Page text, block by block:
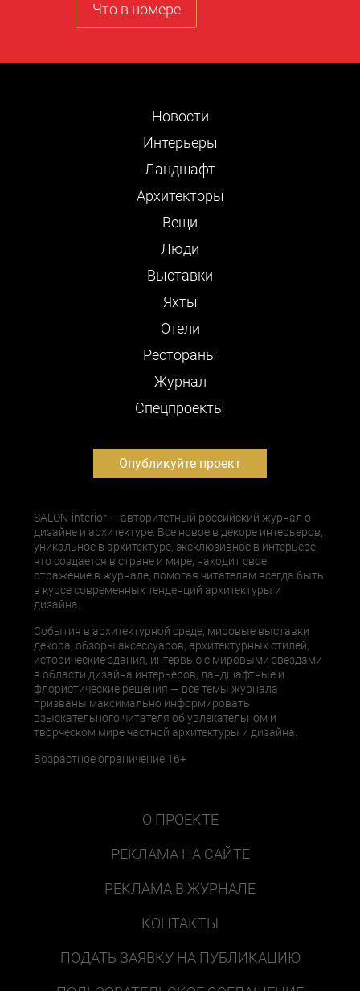
Что в номере
Новости
Интерьеры
Ландшафт
Архитекторы
Вещи
Люди
Выставки
Яхты
Отели
Рестораны
Журнал
Cпецпроекты
Опубликуйте проект
SALON-interior — авторитетный российский журнал о
дизайне и архитектуре. Все новое в декоре интерьеров,
уникальное в архитектуре, эксклюзивное в интерьере,
что создается в стране и мире, находит свое
отражение в журнале, помогая читателям всегда быть
в курсе современных тенденций архитектуры и
дизайна.
События в архитектурной среде, мировые выставки
декора, обзоры аксессуаров, архитектурных стилей,
исторические здания, интервью с мировыми звездами
в области дизайна интерьеров, ландшафтные и
флористические решения — все темы журнала
призваны максимально информировать
взыскательного читателя об увлекательном и
творческом мире частной архитектуры и дизайна.
Возрастное ограничение 16+
О ПРОЕКТЕ
РЕКЛАМА НА САЙТЕ
РЕКЛАМА В ЖУРНАЛЕ
КОНТАКТЫ
ПОДАТЬ ЗАЯВКУ НА ПУБЛИКАЦИЮ